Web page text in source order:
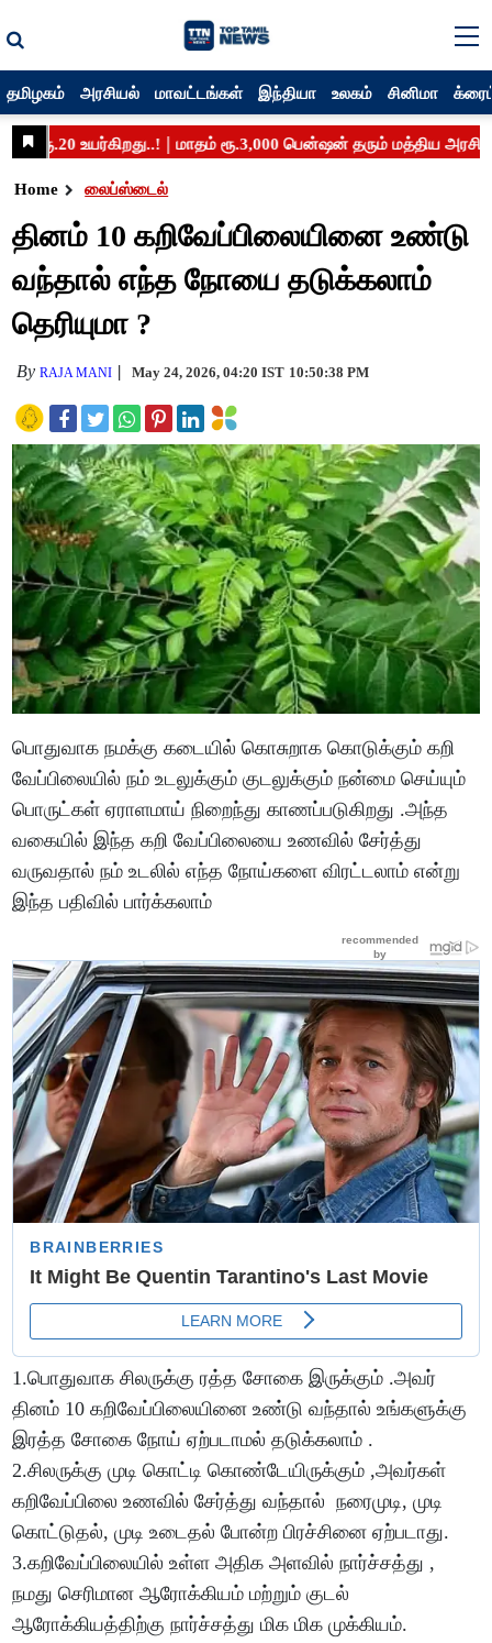
தமிழகம் அரசியல் மாவட்டங்கள் இந்தியா உலகம் சினிமா
Home லைப்ஸ்டைல்
தினம் 10 கறிவேப்பிலையினை உண்டு
வந்தால் எந்த நோயை தடுக்கலாம்
தெரியுமா ?
ByRAJA MANI May 24, 2026, 04:20 IST 10:50:38 PM
பொதுவாக நமக்கு கடையில் கொசுறாக கொடுக்கும் கறி
வேப்பிலையில் நம் உடலுக்கும் குடலுக்கும் நன்மை செய்யும்
பொருட்கள் ஏராளமாய் நிறைந்து காணப்படுகிறது .அந்த
வகையில் இந்த கறி வேப்பிலையை உணவில் சேர்த்து
வருவதால் நம் உடலில் எந்த நோய்களை விரட்டலாம் என்று
இந்த பதிவில் பார்க்கலாம்
1.பொதுவாக சிலருக்கு ரத்த சோகை இருக்கும் .அவர்
தினம் 10 கறிவேப்பிலையினை உண்டு வந்தால் உங்களுக்கு
இரத்த சோகை நோய் ஏற்படாமல் தடுக்கலாம் .
2.சிலருக்கு முடி கொட்டி கொண்டேயிருக்கும் ,அவர்கள்
கறிவேப்பிலை உணவில் சேர்த்து வந்தால் நரைமுடி, முடி
கொட்டுதல், முடி உடைதல் போன்ற பிரச்சினை ஏற்படாது.
3.கறிவேப்பிலையில் உள்ள அதிக அளவில் நார்ச்சத்து ,
நமது செரிமான ஆரோக்கியம் மற்றும் குடல்
ஆரோக்கியத்திற்கு நார்ச்சத்து மிக மிக முக்கியம்.